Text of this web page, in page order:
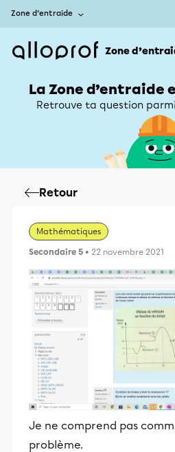
Zone d’entraide
Zone
La Zone d’entraide
Retrouve ta question
Retour
Mathématiques
Secondaire 5 • 22 novembre 2021
Je ne comprend pas
problème.